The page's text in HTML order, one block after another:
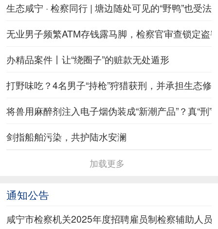
生态咸宁 · 检察同行 | 塘边随处可见的“野鸭”也受法
无业男子频繁ATM存钱露马脚，检察官审查锁定盗
办精品案件丨让“绕圈子”的赃款无处遁形
打野味吃？4名男子“持枪”狩猎获刑，并承担生态修
将兽用麻醉剂注入电子烟伪装成“新潮产品”？真“刑”
剑指船舶污染，共护陆水安澜
加载更多
通知公告
咸宁市检察机关2025年度招聘雇员制检察辅助人员